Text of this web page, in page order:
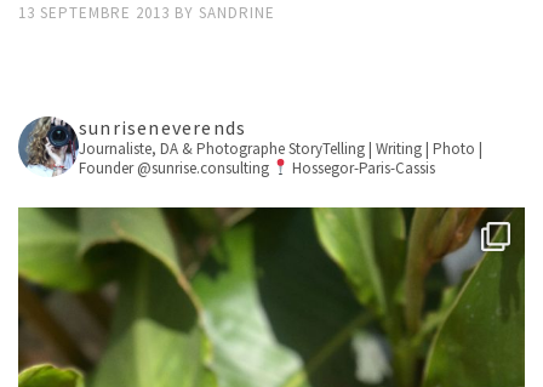
13 SEPTEMBRE 2013 BY SANDRINE
sunriseneverends
Journaliste, DA & PhotographeStoryTelling | Writing | Photo |
Founder @sunrise.consulting
Hossegor-Paris-Cassis